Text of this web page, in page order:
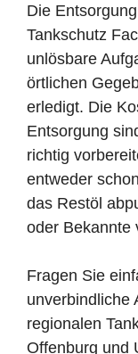
Die
Tankschutz
unlösbare
örtlichen
erledigt. Die
Entsorgung
richtig
entweder
das Restöl
oder Bekannte
Fragen Sie
unverbindliche
regionalen
Offenburg und